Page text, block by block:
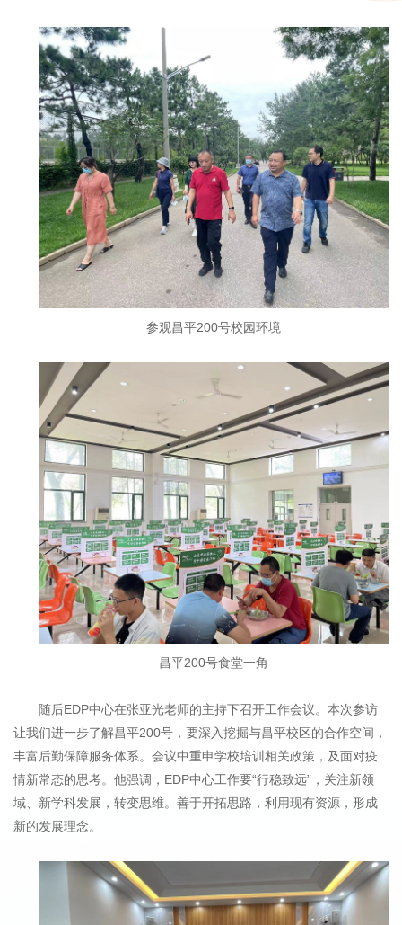
参观昌平200号校园环境
昌平200号食堂一角
随后EDP中心在张亚光老师的主持下召开工作会议。本次参访
让我们进一步了解昌平200号，要深入挖掘与昌平校区的合作空间，
丰富后勤保障服务体系。会议中重申学校培训相关政策，及面对疫
情新常态的思考。他强调， EDP中心工作要“行稳致远”，关注新领
域、新学科发展，转变思维。善于开拓思路，利用现有资源，形成
新的发展理念。